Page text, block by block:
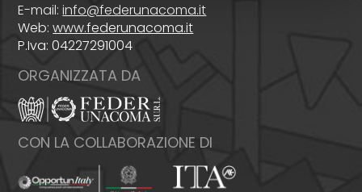
E-mail:info@federunacoma.it
Web:www.federunacoma.it
P.Iva: 04227291004
ORGANIZZATA DA
CON LA COLLABORAZIONE DI